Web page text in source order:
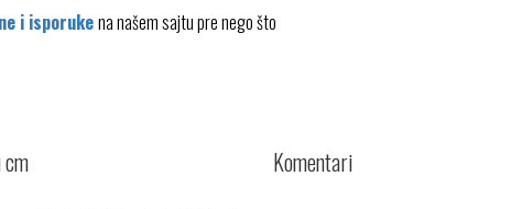
i isporukena našem sajtu pre nego što
cm Komentari